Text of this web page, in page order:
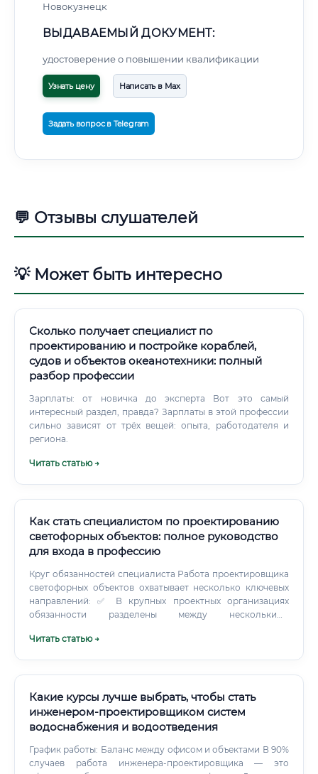
Новокузнецк
ВЫДАВАЕМЫЙ ДОКУМЕНТ:
удостоверение о повышении квалификации
Узнать цену Написать в Max
Задать вопрос в Telegram
💬 Отзывы слушателей
💡 Может быть интересно
Сколько получает специалист по
проектированию и постройке кораблей,
судов и объектов океанотехники: полный
разбор профессии
Зарплаты: от новичка до эксперта Вот это самый
интересный раздел, правда? Зарплаты в этой профессии
сильно зависят от трёх вещей: опыта, работодателя и
региона.
Читать статью →
Как стать специалистом по проектированию
светофорных объектов: полное руководство
для входа в профессию
Круг обязанностей специалиста Работа проектировщика
светофорных объектов охватывает несколько ключевых
направлений: ✅ В крупных проектных организациях
обязанности разделены между несколькими
нередко выполняет весь цикл от обследования до сдачи
труда для специалистов по проектированию
светофорных объектов достаточно широк и представлен
несколькими секторами: Государственный сектор:
движения (ЦОДД — Центры организации дорожного
движения) Комитеты и департаменты транспорта
Читать статью →
Какие курсы лучше выбрать, чтобы стать
инженером-проектировщиком систем
водоснабжения и водоотведения
График работы: Баланс между офисом и объектами В 90%
случаев работа инженера-проектировщика — это